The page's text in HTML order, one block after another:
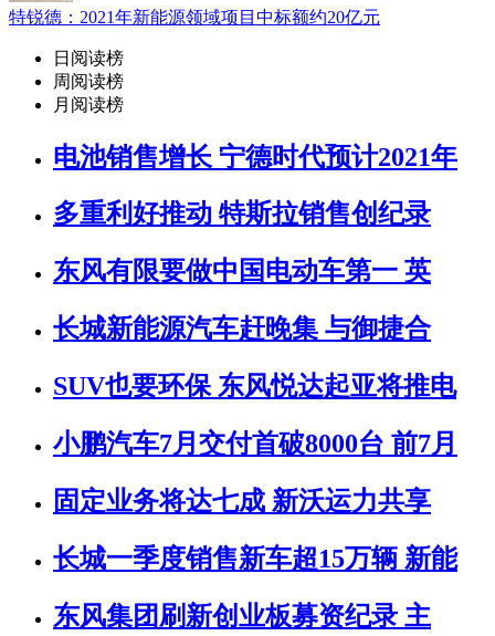
特锐德：2021年新能源领域项目中标额约20亿元
日阅读榜
周阅读榜
月阅读榜
电池销售增长 宁德时代预计2021年
多重利好推动 特斯拉销售创纪录
东风有限要做中国电动车第一 英
长城新能源汽车赶晚集 与御捷合
SUV也要环保 东风悦达起亚将推电
小鹏汽车7月交付首破8000台 前7月
固定业务将达七成 新沃运力共享
长城一季度销售新车超15万辆 新能
东风集团刷新创业板募资纪录 主